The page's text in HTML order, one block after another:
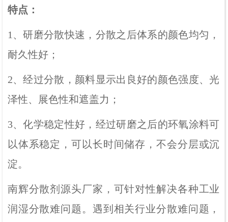
特点：
1、研磨分散快速，分散之后体系的颜色均匀，
耐久性好；
2、经过分散，颜料显示出良好的颜色强度、光
泽性、展色性和遮盖力；
3、化学稳定性好，经过研磨之后的环氧涂料可
以体系稳定，可以长时间储存，不会分层或沉
淀。
南辉分散剂源头厂家，可针对性解决各种工业
润湿分散难问题。遇到相关行业分散难问题，